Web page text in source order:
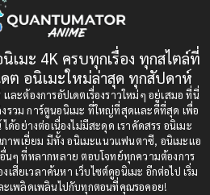
1988
1985
1983
1981
1979
เมะ 4K ครบทุกเรื่อง ทุกสไตล์ที่
ต อนิเมะใหม่ล่าสุด ทุกสัปดาห์
ะต้องการอัปเดตเรื่องราวใหม่ๆ อยู่เสมอ ที่นี่
รวม การ์ตูนอนิเมะ ที่ใหญ่ที่สุดและดีที่สุด เพื่อ
ด้อย่างต่อเนื่องไม่มีสะดุด เราคัดสรร อนิเมะ
าพเยี่ยม มีทั้ง อนิเมะแนวแฟนตาซี, อนิเมะแอ
นๆ ที่หลากหลาย ตอบโจทย์ทุกความต้องการ
สียเวลาค้นหา เว็บไซต์ดูอนิเมะ อีกต่อไป เริ่ม
ะเพลิดเพลินไปกับทุกตอนที่คุณรอคอย!